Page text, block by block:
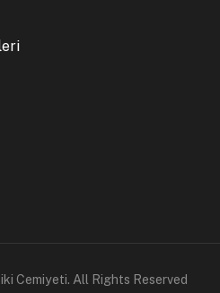
Cemiyeti. All Rights Reserved